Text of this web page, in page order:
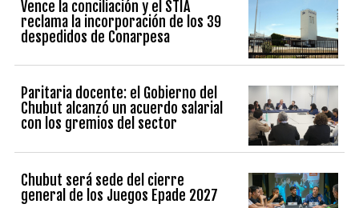
Vence la conciliación y el STIA
reclama la incorporación de los 39
despedidos de Conarpesa
Paritaria docente: el Gobierno del
Chubut alcanzó un acuerdo salarial
con los gremios del sector
Chubut será sede del cierre
general de los Juegos Epade 2027